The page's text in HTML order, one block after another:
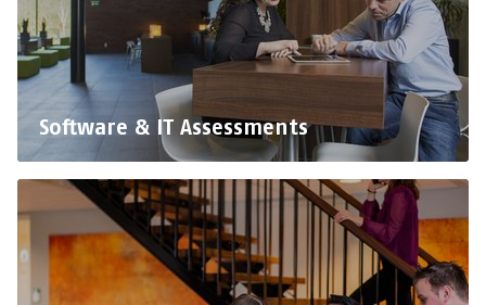
Software & IT Assessments